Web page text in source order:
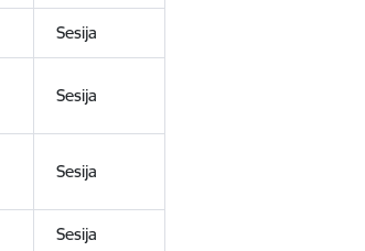
Sesija
Sesija
Sesija
Sesija